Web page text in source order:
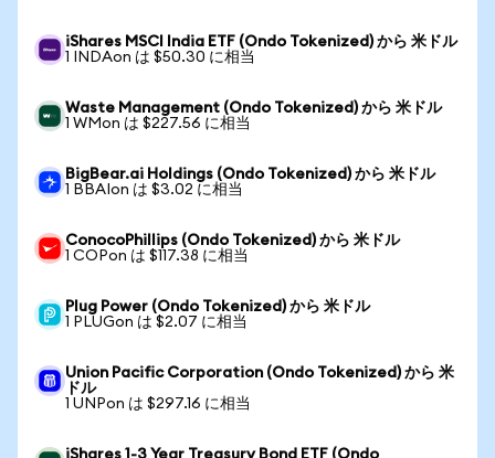
iShares MSCI India ETF (Ondo Tokenized) から 米ドル
1 INDAon は $50.30 に相当
Waste Management (Ondo Tokenized) から 米ドル
1 WMon は $227.56 に相当
BigBear.ai Holdings (Ondo Tokenized) から 米ドル
1 BBAIon は $3.02 に相当
ConocoPhillips (Ondo Tokenized) から 米ドル
1 COPon は $117.38 に相当
Plug Power (Ondo Tokenized) から 米ドル
1 PLUGon は $2.07 に相当
Union Pacific Corporation (Ondo Tokenized) から 米
ドル
1 UNPon は $297.16 に相当
iShares 1-3 Year Treasury Bond ETF (Ondo